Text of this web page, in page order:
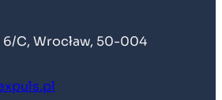
C, Wrocław, 50-004